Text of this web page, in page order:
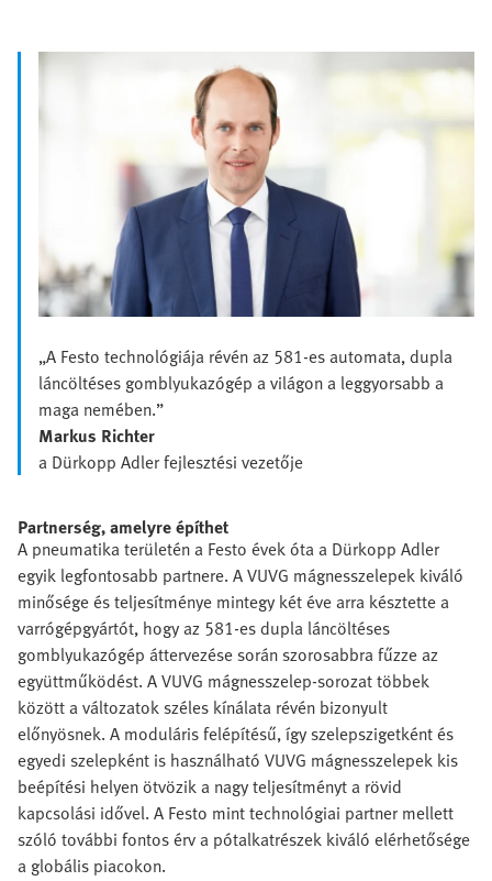
„A Festo technológiája révén az 581-es automata, dupla
láncöltéses gomblyukazógép a világon a leggyorsabb a
maga nemében.”
Markus Richter
a Dürkopp Adler fejlesztési vezetője
Partnerség, amelyre építhet
A pneumatika területén a Festo évek óta a Dürkopp Adler
egyik legfontosabb partnere. A VUVG mágnesszelepek kiváló
minősége és teljesítménye mintegy két éve arra késztette a
varrógépgyártót, hogy az 581-es dupla láncöltéses
gomblyukazógép áttervezése során szorosabbra fűzze az
együttműködést. A VUVG mágnesszelep-sorozat többek
között a változatok széles kínálata révén bizonyult
előnyösnek. A moduláris felépítésű, így szelepszigetként és
egyedi szelepként is használható VUVG mágnesszelepek kis
beépítési helyen ötvözik a nagy teljesítményt a rövid
kapcsolási idővel. A Festo mint technológiai partner mellett
szóló további fontos érv a pótalkatrészek kiváló elérhetősége
a globális piacokon.